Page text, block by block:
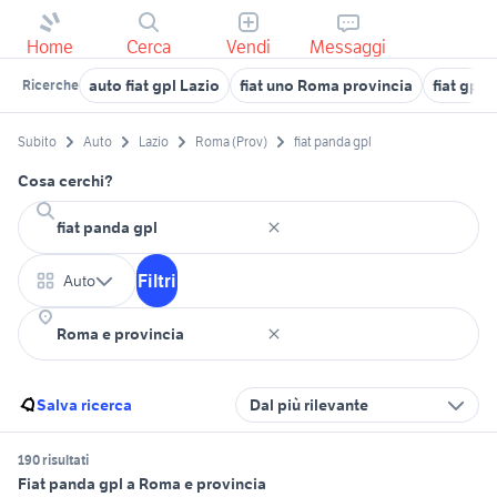
Home Cerca Vendi Messaggi
Ricerche auto fiat gpl Lazio fiat uno Roma provincia fiat gpl
Subito Auto Lazio Roma (Prov) fiat panda gpl
Cosa cerchi?
Auto Filtri
Salva ricerca Dal più rilevante
190 risultati
Fiat panda gpl a Roma e provincia